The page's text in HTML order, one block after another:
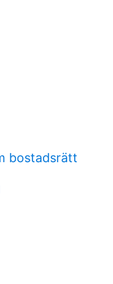
bostadsrätt